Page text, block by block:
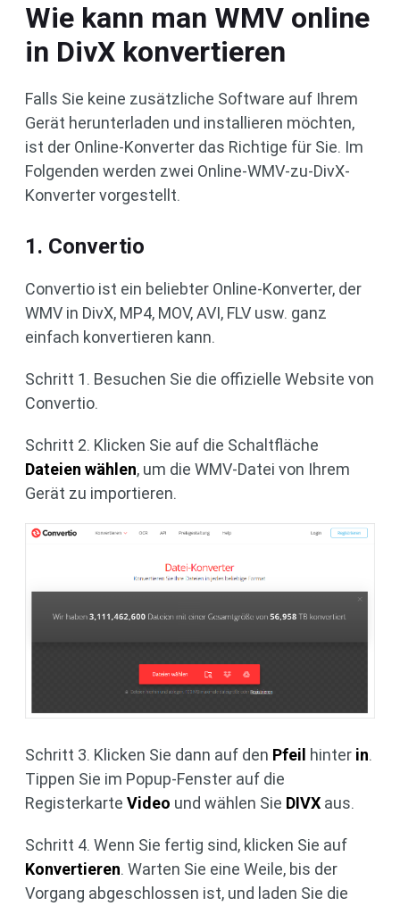
Wie kann man WMV online
in DivX konvertieren
Falls Sie keine zusätzliche Software auf Ihrem
Gerät herunterladen und installieren möchten,
ist der Online-Konverter das Richtige für Sie. Im
Folgenden werden zwei Online-WMV-zu-DivX-
Konverter vorgestellt.
1. Convertio
Convertio ist ein beliebter Online-Konverter, der
WMV in DivX, MP4, MOV, AVI, FLV usw. ganz
einfach konvertieren kann.
Schritt 1. Besuchen Sie die offizielle Website von
Convertio.
Schritt 2. Klicken Sie auf die Schaltfläche
Dateien wählen, um die WMV-Datei von Ihrem
Gerät zu importieren.
Schritt 3. Klicken Sie dann auf den Pfeil hinter in.
Tippen Sie im Popup-Fenster auf die
Registerkarte Video und wählen Sie DIVX aus.
Schritt 4. Wenn Sie fertig sind, klicken Sie auf
Konvertieren. Warten Sie eine Weile, bis der
Vorgang abgeschlossen ist, und laden Sie die